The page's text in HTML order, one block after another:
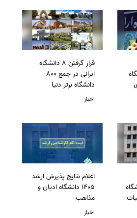
قرار گرفتن 8 دانشگاه
ایرانی در جمع 800
دانشگاه برتر دنیا
اخبار
جزئیات
اعلام نتایج پذیرش ارشد
1405 دانشگاه ادیان و
مذاهب
اخبار